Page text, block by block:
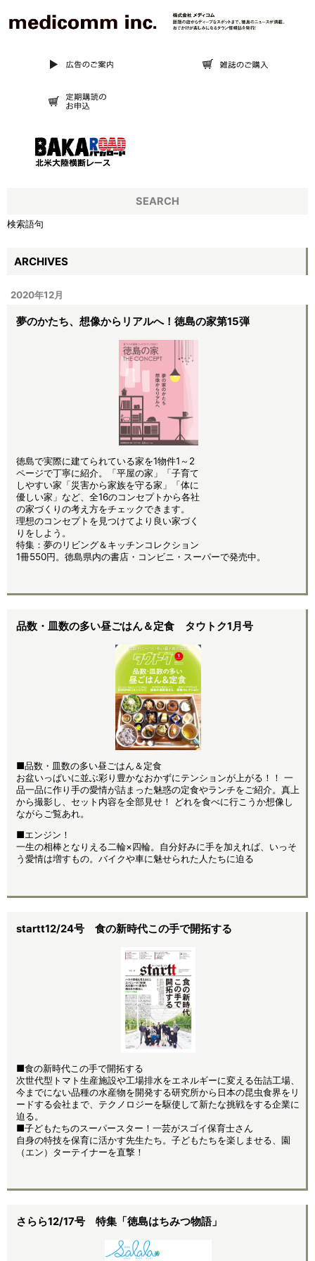
ARCHIVES
2020年12月
夢のかたち、想像からリアルへ！徳島の家第15弾
徳島で実際に建てられている家を1物件1～2
ページで丁寧に紹介。「平屋の家」「子育て
しやすい家「災害から家族を守る家」「体に
優しい家」など、全16のコンセプトから各社
の家づくりの考え方をチェックできます。
理想のコンセプトを見つけてより良い家づく
りをしよう。
特集：夢のリビング＆キッチンコレクション
1冊550円。徳島県内の書店・コンビニ・スーパーで発売中。
品数・皿数の多い昼ごはん＆定食 タウトク1月号
■品数・皿数の多い昼ごはん＆定食
お盆いっぱいに並ぶ彩り豊かなおかずにテンションが上がる！！ 一
品一品に作り手の愛情が詰まった魅惑の定食やランチをご紹介。真上
から撮影し、セット内容を全部見せ！ どれを食べに行こうか想像し
ながらご覧あれ。
■エンジン！
一生の相棒となりえる二輪×四輪。自分好みに手を加えれば、いっそ
う愛情は増すもの。バイクや車に魅せられた人たちに迫る
startt12/24号 食の新時代この手で開拓する
■食の新時代この手で開拓する
次世代型トマト生産施設や工場排水をエネルギーに変える缶詰工場、
今までにない品種の水産物を開発する研究所から日本の昆虫食界をリ
ードする会社まで、テクノロジーを駆使して新たな挑戦をする企業に
迫る。
■子どもたちのスーパースター！一芸がスゴイ保育士さん
自身の特技を保育に活かす先生たち。子どもたちを楽しませる、園
（エン）ターテイナーを直撃！
さらら12/17号 特集「徳島はちみつ物語」
SEARCH
検索語句